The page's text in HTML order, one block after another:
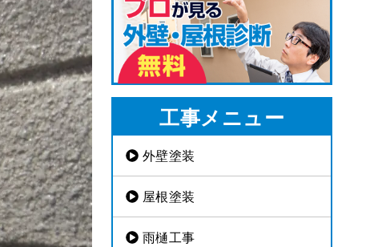
工事メニュー
外壁塗装
屋根塗装
雨樋工事